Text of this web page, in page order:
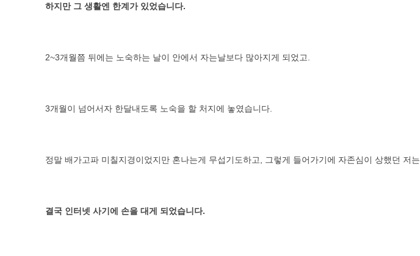
하지만 그 생활엔 한계가 있었습니다.
2~3개월쯤 뒤에는 노숙하는 날이 안에서 자는날보다 많아지게 되었고.
3개월이 넘어서자 한달내도록 노숙을 할 처지에 놓였습니다.
정말 배가고파 미칠지경이었지만 혼나는게 무섭기도하고, 그렇게 들어가기에 자존심이 상했던 저는,
결국 인터넷 사기에 손을 대게 되었습니다.